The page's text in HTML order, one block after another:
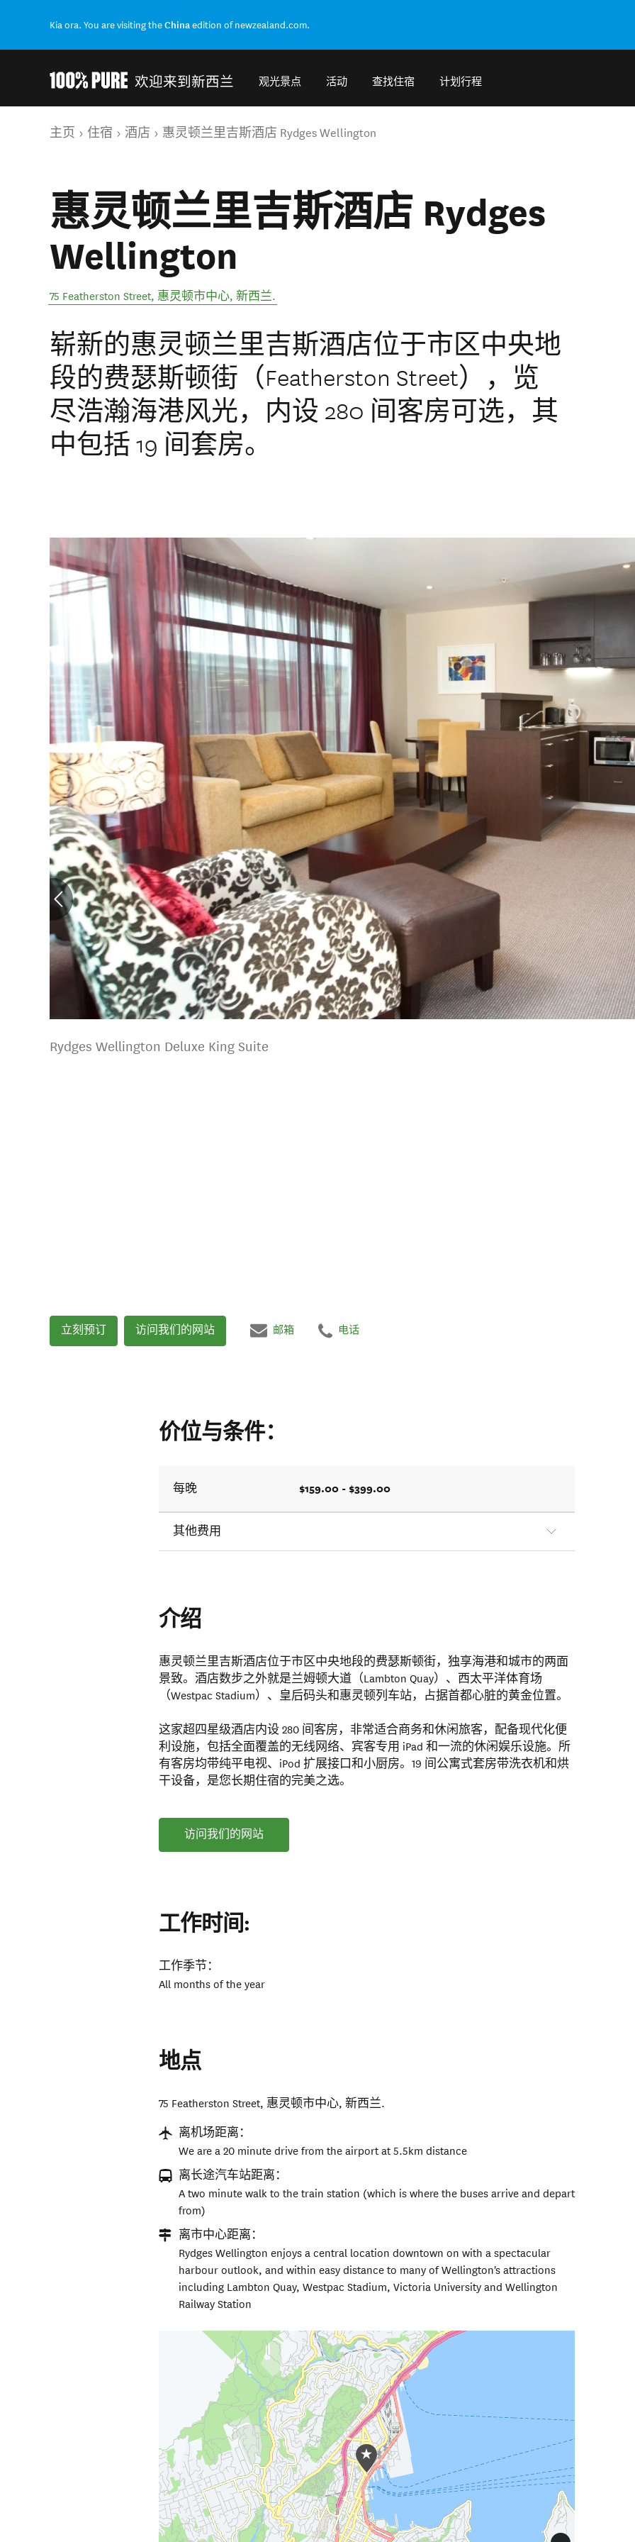
Kia ora. You are visiting theChinaedition of newzealand.com.
欢迎来到新西兰 观光景点 活动 查找住宿 计划行程
你的位置
主页 住宿 酒店 惠灵顿兰里吉斯酒店 Rydges Wellington
惠灵顿兰里吉斯酒店 Rydges
Wellington
75 Featherston Street, 惠灵顿市中心, 新西兰.
崭新的惠灵顿兰里吉斯酒店位于市区中央地
段的费瑟斯顿街（Featherston Street），览
尽浩瀚海港风光，内设 280 间客房可选，其
中包括 19 间套房。
Rydges Wellington Deluxe King Suite
立刻预订 访问我们的网站 邮箱 电话
价位与条件：
每晚 $159.00 - $399.00
其他费用
介绍
惠灵顿兰里吉斯酒店位于市区中央地段的费瑟斯顿街，独享海港和城市的两面
景致。酒店数步之外就是兰姆顿大道（Lambton Quay）、西太平洋体育场
（Westpac Stadium）、皇后码头和惠灵顿列车站，占据首都心脏的黄金位置。
这家超四星级酒店内设 280 间客房，非常适合商务和休闲旅客，配备现代化便
利设施，包括全面覆盖的无线网络、宾客专用 iPad 和一流的休闲娱乐设施。所
有客房均带纯平电视、iPod 扩展接口和小厨房。19 间公寓式套房带洗衣机和烘
干设备，是您长期住宿的完美之选。
访问我们的网站
工作时间:
工作季节：
All months of the year
地点
75 Featherston Street, 惠灵顿市中心,新西兰.
离机场距离：
We are a 20 minute drive from the airport at 5.5km distance
离长途汽车站距离：
A two minute walk to the train station (which is where the buses arrive and depart
from)
离市中心距离：
Rydges Wellington enjoys a central location downtown on with a spectacular
harbour outlook, and within easy distance to many of Wellington's attractions
including Lambton Quay, Westpac Stadium, Victoria University and Wellington
Railway Station